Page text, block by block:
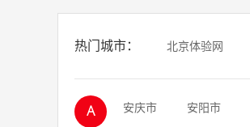
热门城市： 北京体验网
A 安庆市 安阳市